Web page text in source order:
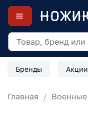
Бренды Акции
Главная Военные